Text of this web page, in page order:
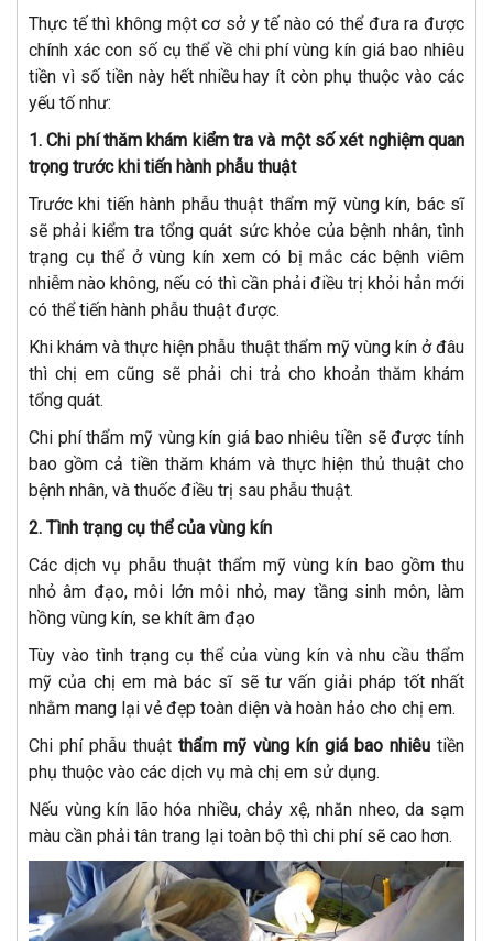
Thực tế thì không một cơ sở y tế nào có thể đưa ra được
chính xác con số cụ thể về chi phí vùng kín giá bao nhiêu
tiền vì số tiền này hết nhiều hay ít còn phụ thuộc vào các
yếu tố như:
1. Chi phí thăm khám kiểm tra và một số xét nghiệm quan
trọng trước khi tiến hành phẫu thuật
Trước khi tiến hành phẫu thuật thẩm mỹ vùng kín, bác sĩ
sẽ phải kiểm tra tổng quát sức khỏe của bệnh nhân, tình
trạng cụ thể ở vùng kín xem có bị mắc các bệnh viêm
nhiễm nào không, nếu có thì cần phải điều trị khỏi hẳn mới
có thể tiến hành phẫu thuật được.
Khi khám và thực hiện phẫu thuật thẩm mỹ vùng kín ở đâu
thì chị em cũng sẽ phải chi trả cho khoản thăm khám
tổng quát.
Chi phí thẩm mỹ vùng kín giá bao nhiêu tiền sẽ được tính
bao gồm cả tiền thăm khám và thực hiện thủ thuật cho
bệnh nhân, và thuốc điều trị sau phẫu thuật.
2. Tình trạng cụ thể của vùng kín
Các dịch vụ phẫu thuật thẩm mỹ vùng kín bao gồm thu
nhỏ âm đạo, môi lớn môi nhỏ, may tầng sinh môn, làm
hồng vùng kín, se khít âm đạo
Tùy vào tình trạng cụ thể của vùng kín và nhu cầu thẩm
mỹ của chị em mà bác sĩ sẽ tư vấn giải pháp tốt nhất
nhằm mang lại vẻ đẹp toàn diện và hoàn hảo cho chị em.
Chi phí phẫu thuật thẩm mỹ vùng kín giá bao nhiêu tiền
phụ thuộc vào các dịch vụ mà chị em sử dụng.
Nếu vùng kín lão hóa nhiều, chảy xệ, nhăn nheo, da sạm
màu cần phải tân trang lại toàn bộ thì chi phí sẽ cao hơn.